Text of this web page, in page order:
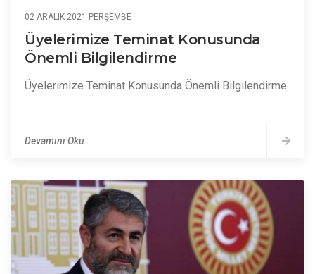
02 ARALIK 2021 PERŞEMBE
Üyelerimize Teminat Konusunda
Önemli Bilgilendirme
Üyelerimize Teminat Konusunda Önemli Bilgilendirme
Devamını Oku